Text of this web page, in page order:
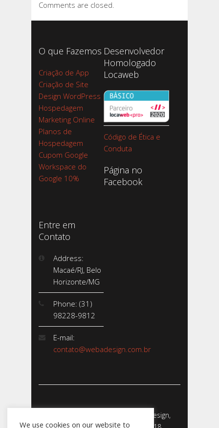
Comments are closed.
O que Fazemos
Criação de App
Criação de Site
Design WordPress
Hospedagem
Marketing Online
Planos de
Hospedagem
Cupom Google
Workspace do
Google 10%
Desenvolvedor
Homologado
Locaweb
Código de Ética e
Conduta
Página no
Facebook
Entre em
Contato
Address:
Macaé/RJ, Belo
Horizonte/MG
Phone: (31)
98228-9812
E-mail:
contato@webadesign.com.br
Webadesign - Empresa de Webdesign,
We use cookies on our website to